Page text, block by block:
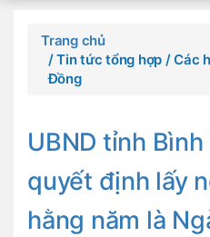
Trang chủ
/ Tin tức tổng hợp / Các
Đồng
UBND tỉnh
quyết định lấy
hằng năm là